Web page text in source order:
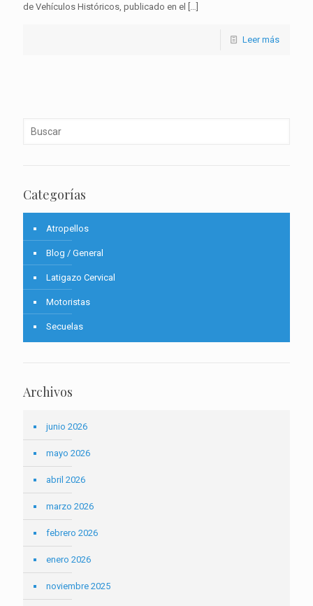
de Vehículos Históricos, publicado en el
Leer más
Categorías
Atropellos
Blog / General
Latigazo Cervical
Motoristas
Secuelas
Archivos
junio 2026
mayo 2026
abril 2026
marzo 2026
febrero 2026
enero 2026
noviembre 2025